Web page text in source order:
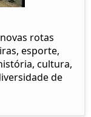
rotas
esporte,
cultura,
de